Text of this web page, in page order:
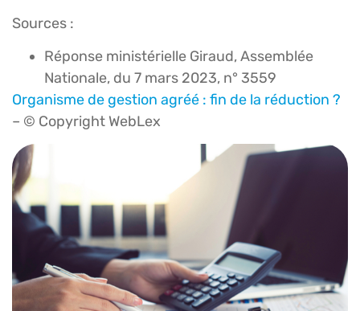
Sources :
Réponse ministérielle Giraud, Assemblée
Nationale, du 7 mars 2023, n° 3559
Organisme de gestion agréé : fin de la réduction ?
– © Copyright WebLex